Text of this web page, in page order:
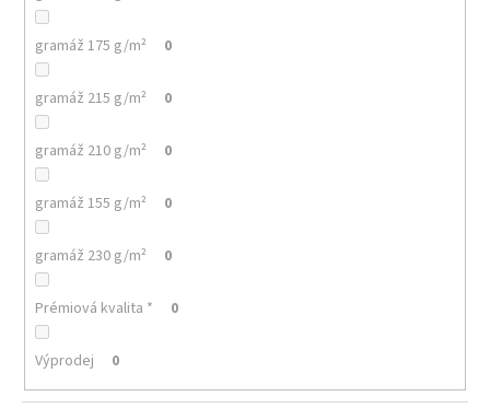
gramáž 175 g/m² 0
gramáž 215 g/m² 0
gramáž 210 g/m² 0
gramáž 155 g/m² 0
gramáž 230 g/m² 0
Prémiová kvalita * 0
Výprodej 0
MULTIFUNKČNÍ
ŠÁTEK
NANUK
Kč